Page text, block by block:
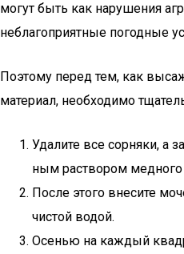
могут быть как нарушения
неблагоприятные погодные
Поэтому перед тем, как
материал, необходимо
Удалите все сорняки, а
ным раствором
После этого внесите
чистой водой.
Осенью на каждый